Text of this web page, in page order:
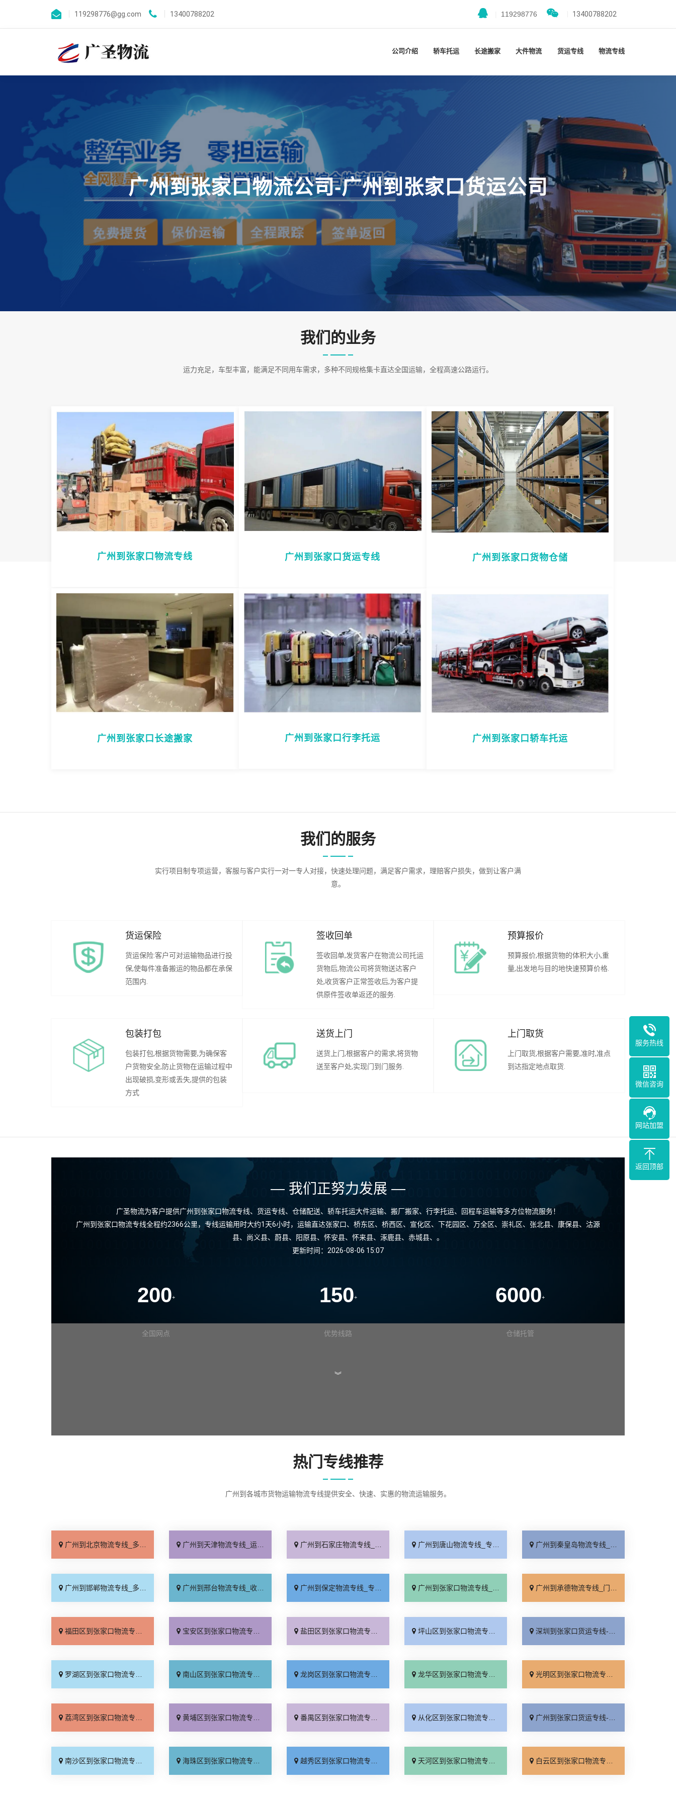
119298776@gg.com 13400788202 119298776 13400788202
公司介绍 轿车托运 长途搬家 大件物流 货运专线 物流专线
广州到张家口物流公司-广州到张家口货运公司
我们的业务
运力充足，车型丰富，能满足不同用车需求，多种不同规格集卡直达全国运输，全程高速公路运行。
广州到张家口物流专线 广州到张家口货运专线 广州到张家口货物仓储
广州到张家口长途搬家 广州到张家口行李托运 广州到张家口轿车托运
我们的服务
实行项目制专项运营，客服与客户实行一对一专人对接，快速处理问题，满足客户需求，理赔客户损失，做到让客户满
意。
货运保险
货运保险:客户可对运输物品进行投
保,使每件准备搬运的物品都在承保
范围内.
签收回单
签收回单,发货客户在物流公司托运
货物后,物流公司将货物送达客户
处,收货客户正常签收后,为客户提
供原件签收单返还的服务.
预算报价
预算报价,根据货物的体积大小,重
量,出发地与目的地快速预算价格.
包装打包
包装打包,根据货物需要,为确保客
户货物安全,防止货物在运输过程中
出现破损,变形或丢失,提供的包装
方式
送货上门
送货上门,根据客户的需求,将货物
送至客户处,实现门到门服务.
上门取货
上门取货,根据客户需要,准时,准点
到达指定地点取货.
— 我们正努力发展 —
广圣物流为客户提供广州到张家口物流专线、货运专线、仓储配送、轿车托运大件运输、搬厂搬家、行李托运、回程车运输等多方位物流服务！
广州到张家口物流专线全程约2366公里，专线运输用时大约1天6小时，运输直达张家口、桥东区、桥西区、宣化区、下花园区、万全区、崇礼区、张北县、康保县、沽源
县、尚义县、蔚县、阳原县、怀安县、怀来县、涿鹿县、赤城县、。
更新时间：2026-08-06 15:07
200+
全国网点
150+
优势线路
6000+
仓储托管
︾
热门专线推荐
广州到各城市货物运输物流专线提供安全、快速、实惠的物流运输服务。
广州到北京物流专线_多少公里「服务周到」 广州到天津物流专线_运保时效「实时反馈」 广州到石家庄物流专线_全境派送「费用多少」 广州到唐山物流专线_专业可靠「物流拼车」 广州到秦皇岛物流专线_要几天到「计费标准」
广州到邯郸物流专线_多年经验「保证时效」 广州到邢台物流专线_收费标准「保证时效」 广州到保定物流专线_专业靠谱「价位合理」 广州到张家口物流专线_诚信经营「专线查询」 广州到承德物流专线_门到门配送「直通专线」
福田区到张家口物流专线_保证时效「损坏理赔」 宝安区到张家口物流专线_直达特快专线「服务周到」 盐田区到张家口物流专线_合同承运「几天到达」 坪山区到张家口物流专线_运价行情「收费标准」 深圳到张家口货运专线-深圳到张家口物流公司_合理收费「快运直达」
罗湖区到张家口物流专线_运价行情「服务周到」 南山区到张家口物流专线_专业可靠「专业靠谱」 龙岗区到张家口物流专线_价格实惠「损坏理赔」 龙华区到张家口物流专线_专业调车「快速响应」 光明区到张家口物流专线_收费介绍「专线查询」
荔湾区到张家口物流专线_准时到货「合理收费」 黄埔区到张家口物流专线_上门提货「要多少钱」 番禺区到张家口物流专线_准时准点「多久时间」 从化区到张家口物流专线_专线快运「高效运输」 广州到张家口货运专线-广州到张家口物流公司_实时跟踪 「多少一方」
南沙区到张家口物流专线_运价查询「合理收费」 海珠区到张家口物流专线_专线查询「托运省心」 越秀区到张家口物流专线_准时准点「实时反馈」 天河区到张家口物流专线_按时送达「多久能到」 白云区到张家口物流专线_一站直达「限时必达」
服务热线
微信咨询
网站加盟
返回顶部